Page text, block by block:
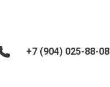
+7 (904) 025-88-08